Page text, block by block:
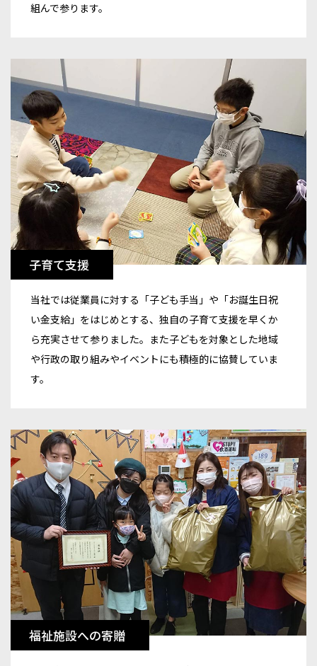
組んで参ります。
子育て支援
当社では従業員に対する「子ども手当」や「お誕生日祝
い金支給」をはじめとする、独自の子育て支援を早くか
ら充実させて参りました。また子どもを対象とした地域
や行政の取り組みやイベントにも積極的に協賛していま
す。
福祉施設への寄贈